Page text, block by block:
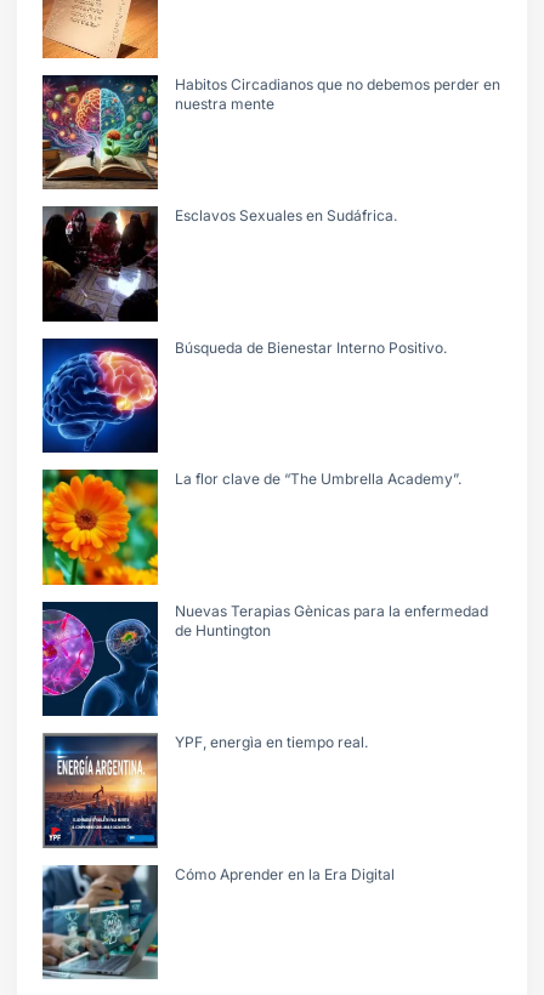
Habitos Circadianos que no debemos perder en
nuestra mente
Esclavos Sexuales en Sudáfrica.
Búsqueda de Bienestar Interno Positivo.
La flor clave de “The Umbrella Academy”.
Nuevas Terapias Gènicas para la enfermedad
de Huntington
YPF, energìa en tiempo real.
Cómo Aprender en la Era Digital